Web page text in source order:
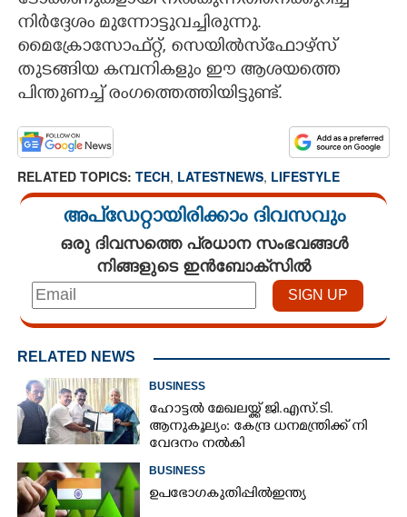
നിർദ്ദേശം മുന്നോട്ടുവച്ചിരുന്നു.
മൈക്രോസോഫ്റ്റ്, സെയിൽസ്‌ഫോഴ്സ്
തുടങ്ങിയ കമ്പനികളും ഈ ആശയത്തെ
പിന്തുണച്ച് രംഗത്തെത്തിയിട്ടുണ്ട്.
RELATED TOPICS: TECH, LATESTNEWS, LIFESTYLE
അപ്ഡേറ്റായിരിക്കാം ദിവസവും
ഒരു ദിവസത്തെ പ്രധാന സംഭവങ്ങൾ
നിങ്ങളുടെ ഇൻബോക്സിൽ
RELATED NEWS
BUSINESS
ഹോട്ടൽ മേഖലയ്ക്ക് ജി​.എസ്.ടി​.
ആനുകൂല്യം: കേന്ദ്ര ധനമന്ത്രി​ക്ക് നി​
വേദനം നൽകി​
BUSINESS
ഉ​പ​ഭോ​ഗ​ ​കു​തി​പ്പി​ൽ​ ​ഇ​ന്ത്യ​